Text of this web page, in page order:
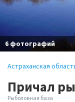
6 фотографий
Астраханская
Причал
Рыболовная база